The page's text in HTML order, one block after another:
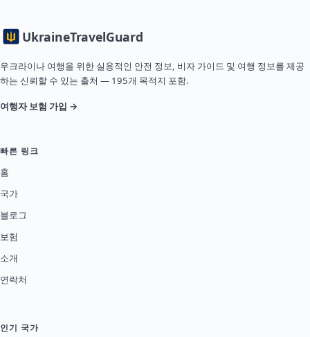
UkraineTravelGuard
우크라이나 여행을 위한 실용적인 안전 정보, 비자 가이드 및 여행 정보를 제공
하는 신뢰할 수 있는 출처 — 195개 목적지 포함.
여행자 보험 가입 →
빠른 링크
홈
국가
블로그
보험
소개
연락처
인기 국가